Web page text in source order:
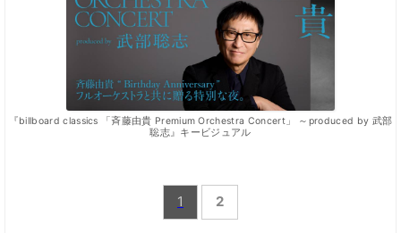
『billboard classics 「斉藤由貴 Premium Orchestra Concert」 ～produced by 武部
聡志』キービジュアル
1 2